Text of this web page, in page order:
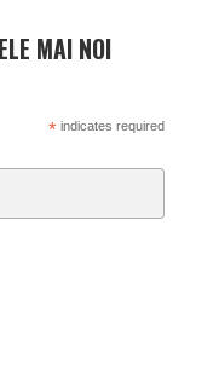
MAI NOI
*indicates required